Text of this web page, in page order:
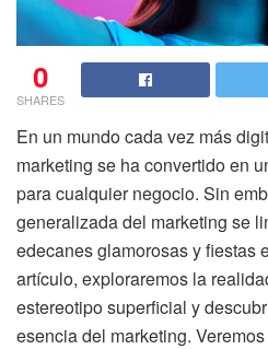
0
SHARES
En un mundo cada vez más
marketing se ha convertido en
para cualquier negocio. Sin
generalizada del marketing se
edecanes glamorosas y fiestas
artículo, exploraremos la
estereotipo superficial y
esencia del marketing.